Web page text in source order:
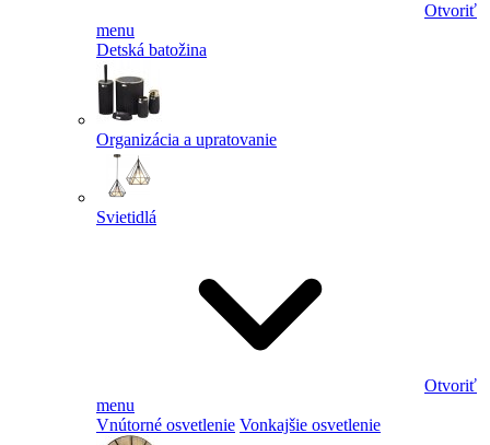
Otvoriť
menu
Detská batožina
Organizácia a upratovanie
Svietidlá
Otvoriť
menu
Vnútorné osvetlenie Vonkajšie osvetlenie